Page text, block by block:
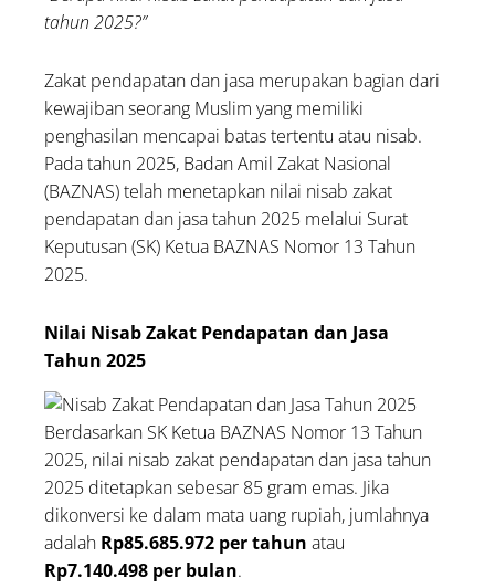
Rasulullah
Bolehkah Menggunakan
Zakat untuk Biaya
Pengobatan Orang Sakit?
Kumpulan Doa untuk
Palestina: Lengkap Arab,
Latin, dan Artinya
tahun 2025?”
Zakat pendapatan dan jasa merupakan bagian dari
kewajiban seorang Muslim yang memiliki
penghasilan mencapai batas tertentu atau nisab.
Pada tahun 2025, Badan Amil Zakat Nasional
(BAZNAS) telah menetapkan nilai nisab zakat
pendapatan dan jasa tahun 2025 melalui Surat
Keputusan (SK) Ketua BAZNAS Nomor 13 Tahun
2025.
Nilai Nisab Zakat Pendapatan dan Jasa
Tahun 2025
Berdasarkan SK Ketua BAZNAS Nomor 13 Tahun
2025, nilai nisab zakat pendapatan dan jasa tahun
2025 ditetapkan sebesar 85 gram emas. Jika
dikonversi ke dalam mata uang rupiah, jumlahnya
adalah Rp85.685.972 per tahun atau
Rp7.140.498 per bulan.